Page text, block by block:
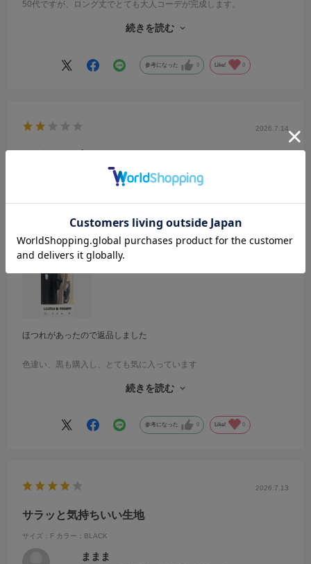
50代ですが、ロング丈でとても大人コーデが完成します。
続きを読む
参考になった 0 Like! 0
2026.7.14
体型:ふつう 靴のサイズ:
～23cm
都道府県:
ほつれがあったので返品しました
色違い、黒も購入し、とても気に入っています
グレージュを来たかった日に間に合わないので返品にしてもらいまし
続きを読む
参考になった 0 Like! 0
2026.7.13
サラッと気持ちいい生地
サイズ：F カラー：BLACK
ままま